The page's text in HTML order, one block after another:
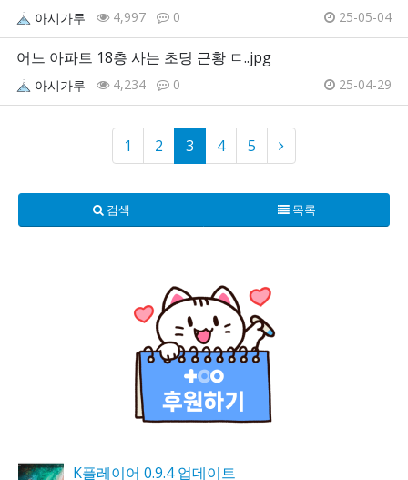
아시가루 4,997 0 25-05-04
어느 아파트 18층 사는 초딩 근황 ㄷ..jpg
아시가루 4,234 0 25-04-29
1 2 3 4 5
검색 목록
K플레이어 0.9.4 업데이트